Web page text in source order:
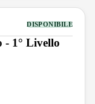
DISPONIBILE
- 1° Livello